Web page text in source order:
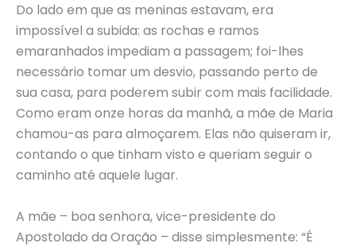
Do lado em que as meninas estavam, era
impossível a subida: as rochas e ramos
emaranhados impediam a passagem; foi-lhes
necessário tomar um desvio, passando perto de
sua casa, para poderem subir com mais facilidade.
Como eram onze horas da manhã, a mãe de Maria
chamou-as para almoçarem. Elas não quiseram ir,
contando o que tinham visto e queriam seguir o
caminho até aquele lugar.
A mãe – boa senhora, vice-presidente do
Apostolado da Oração – disse simplesmente: “É